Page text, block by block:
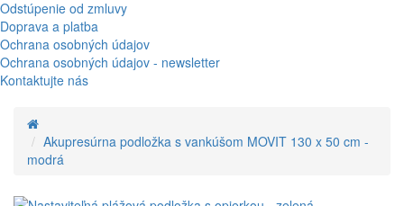
Odstúpenie od zmluvy
Doprava a platba
Ochrana osobných údajov
Ochrana osobných údajov - newsletter
Kontaktujte nás
Akupresúrna podložka s vankúšom MOVIT 130 x 50 cm -
modrá